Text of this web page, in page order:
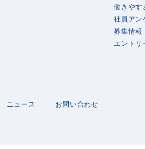
働きやす
社員アン
募集情報
エントリ
ニュース お問い合わせ